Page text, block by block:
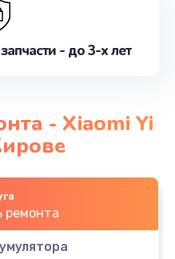
- до 3-х лет
- Xiaomi Yi
ремонта